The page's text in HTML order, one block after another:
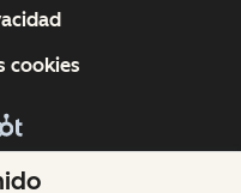
Inc.
cookies